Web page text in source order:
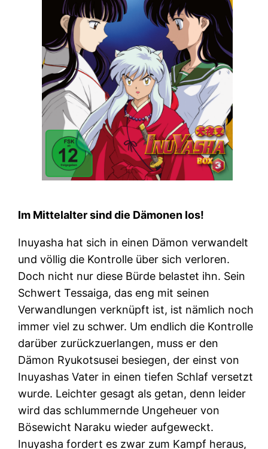
Im Mittelalter sind die Dämonen los!
Inuyasha hat sich in einen Dämon verwandelt
und völlig die Kontrolle über sich verloren.
Doch nicht nur diese Bürde belastet ihn. Sein
Schwert Tessaiga, das eng mit seinen
Verwandlungen verknüpft ist, ist nämlich noch
immer viel zu schwer. Um endlich die Kontrolle
darüber zurückzuerlangen, muss er den
Dämon Ryukotsusei besiegen, der einst von
Inuyashas Vater in einen tiefen Schlaf versetzt
wurde. Leichter gesagt als getan, denn leider
wird das schlummernde Ungeheuer von
Bösewicht Naraku wieder aufgeweckt.
Inuyasha fordert es zwar zum Kampf heraus,